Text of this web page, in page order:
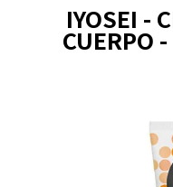
IYOSEI -
CUERPO